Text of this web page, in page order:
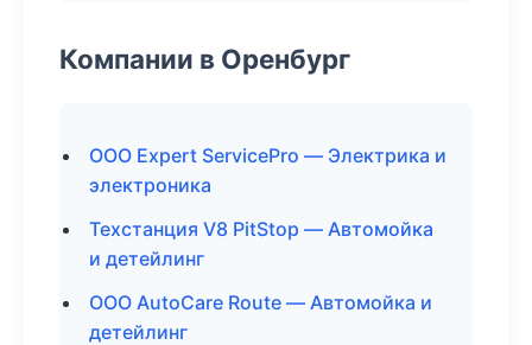
Компании в Оренбург
ООО Expert ServicePro — Электрика и
электроника
Техстанция V8 PitStop — Автомойка
и детейлинг
ООО AutoCare Route — Автомойка и
детейлинг